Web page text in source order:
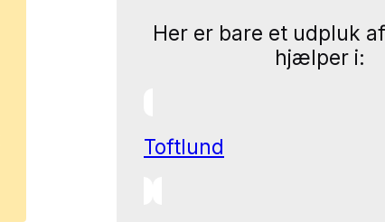
Her er bare et udpluk
hjælper i:
Toftlund